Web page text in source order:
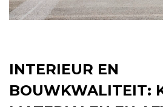
INTERIEUR EN
BOUWKWALITEIT: